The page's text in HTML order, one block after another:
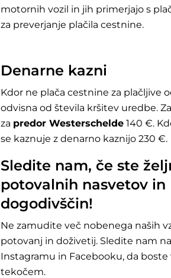
motornih vozil in jih primerjajo s
za preverjanje plačila cestnine.
Denarne kazni
Kdor ne plača cestnine za plačljive
odvisna od števila kršitev uredbe. Za
za predor Westerschelde 140 €.
se kaznuje z denarno kaznijo 230 €.
Sledite nam, če ste
potovalnih nasvetov in
dogodivščin!
Ne zamudite več nobenega naših
potovanj in doživetij. Sledite nam na
Instagramu in Facebooku, da boste
tekočem.